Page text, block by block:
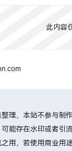
此内容
理，本站不参与制
能存在水印或者引
用，若使用商业用